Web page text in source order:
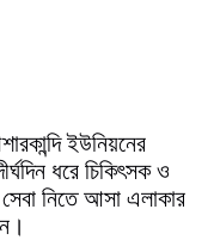
ইউনিয়নের
ধরে চিকিৎসক ও
নিতে আসা এলাকার